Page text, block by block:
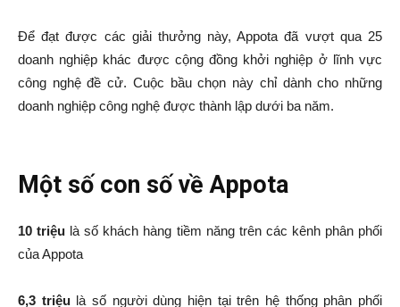
Để đạt được các giải thưởng này, Appota đã vượt qua 25
doanh nghiệp khác được cộng đồng khởi nghiệp ở lĩnh vực
công nghệ đề cử. Cuộc bầu chọn này chỉ dành cho những
doanh nghiệp công nghệ được thành lập dưới ba năm.
Một số con số về Appota
10 triệu là số khách hàng tiềm năng trên các kênh phân phối
của Appota
6,3 triệu là số người dùng hiện tại trên hệ thống phân phối